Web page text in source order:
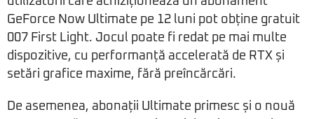
GeForce Now Ultimate pe 12 luni pot obține gratuit
007 First Light. Jocul poate fi redat pe mai multe
dispozitive, cu performanță accelerată de RTX și
setări grafice maxime, fără preîncărcări.
De asemenea, abonații Ultimate primesc și o nouă